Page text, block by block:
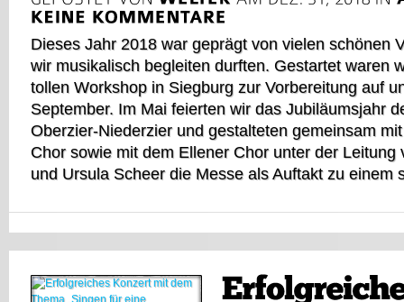
Dieses Jahr 2018 war geprägt von vielen schönen
wir musikalisch begleiten durften. Gestartet waren
tollen Workshop in Siegburg zur Vorbereitung auf
September. Im Mai feierten wir das Jubiläumsjahr
Oberzier-Niederzier und gestalteten gemeinsam
Chor sowie mit dem Ellener Chor unter der Leitung
und Ursula Scheer die Messe als Auftakt zu einem